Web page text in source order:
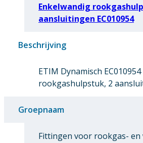
Enkelwandig
aansluitingen EC010954
Beschrijving
ETIM Dynamisch
rookgashulpstuk, 2
Groepnaam
Fittingen voor rookgas-